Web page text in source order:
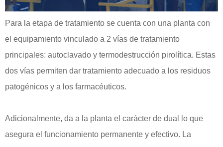
Para la etapa de tratamiento se cuenta con una planta con
el equipamiento vinculado a 2 vías de tratamiento
principales: autoclavado y termodestrucción pirolítica. Estas
dos vías permiten dar tratamiento adecuado a los residuos
patogénicos y a los farmacéuticos.
Adicionalmente, da a la planta el carácter de dual lo que
asegura el funcionamiento permanente y efectivo. La